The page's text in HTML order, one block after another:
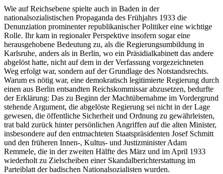
Wie auf Reichsebene spielte auch in Baden in der
nationalsozialistischen Propaganda des Frühjahrs 1933 die
Denunziation prominenter republikanischer Politiker eine wichtige
Rolle. Ihr kam in regionaler Perspektive insofern sogar eine
herausgehobene Bedeutung zu, als die Regierungsumbildung in
Karlsruhe, anders als in Berlin, wo ein Präsidialkabinett das andere
abgelöst hatte, nicht auf dem in der Verfassung vorgezeichneten
Weg erfolgt war, sondern auf der Grundlage des Notstandsrechts.
Warum es nötig war, eine demokratisch legitimierte Regierung durch
einen aus Berlin entsandten Reichskommissar abzusetzen, bedurfte
der Erklärung: Das zu Beginn der Machtübernahme im Vordergrund
stehende Argument, die abgelöste Regierung sei nicht in der Lage
gewesen, die öffentliche Sicherheit und Ordnung zu gewährleisten,
trat bald zurück hinter persönlichen Angriffen auf die alten Minister,
insbesondere auf den entmachteten Staatspräsidenten Josef Schmitt
und den früheren Innen-, Kultus- und Justizminister Adam
Remmele, die in der zweiten Hälfte des März und im April 1933
wiederholt zu Zielscheiben einer Skandalberichterstattung im
Parteiblatt der badischen Nationalsozialisten wurden.